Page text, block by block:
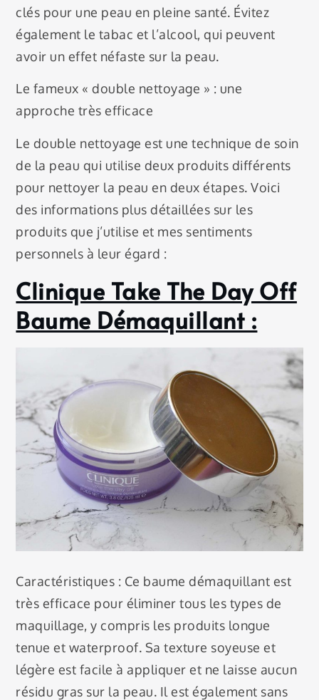
clés pour une peau en pleine santé. Évitez
également le tabac et l’alcool, qui peuvent
avoir un effet néfaste sur la peau.
Le fameux « double nettoyage » : une
approche très efficace
Le double nettoyage est une technique de soin
de la peau qui utilise deux produits différents
pour nettoyer la peau en deux étapes. Voici
des informations plus détaillées sur les
produits que j’utilise et mes sentiments
personnels à leur égard :
Clinique Take The Day Off
Baume Démaquillant :
Caractéristiques : Ce baume démaquillant est
très efficace pour éliminer tous les types de
maquillage, y compris les produits longue
tenue et waterproof. Sa texture soyeuse et
légère est facile à appliquer et ne laisse aucun
résidu gras sur la peau. Il est également sans